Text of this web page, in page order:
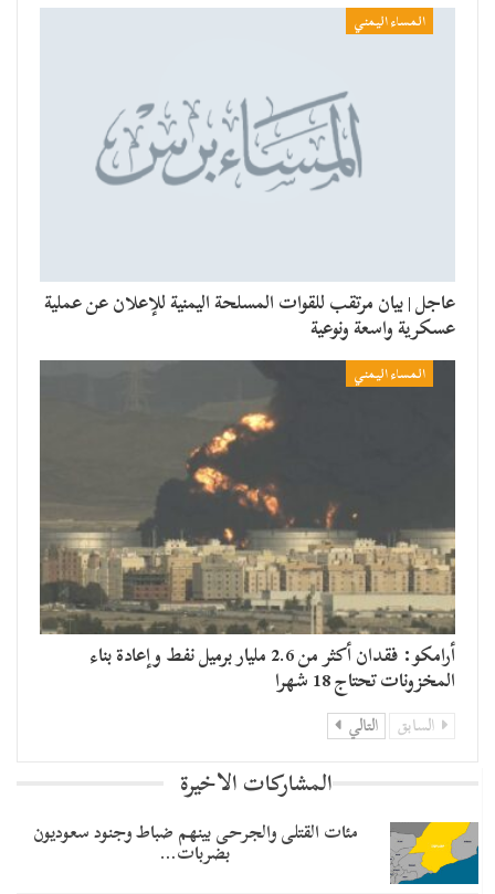
المساء اليمني
عاجل | بيان مرتقب للقوات المسلحة اليمنية للإعلان عن عملية
عسكرية واسعة ونوعية
المساء اليمني
أرامكو: فقدان أكثر من 2.6 مليار برميل نفط وإعادة بناء
المخزونات تحتاج 18 شهرا
السابق التالي
المشاركات الاخيرة
مئات القتلى والجرحى بينهم ضباط وجنود سعوديون
بضربات…